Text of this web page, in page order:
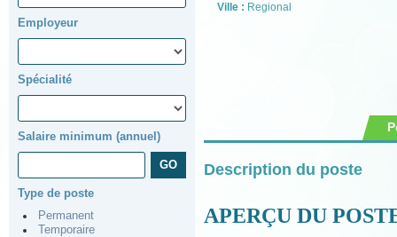
Employeur
Spécialité
Salaire minimum (annuel)
Type de poste
Permanent
Temporaire
Ville : Regional
Description du poste
APERÇU DU